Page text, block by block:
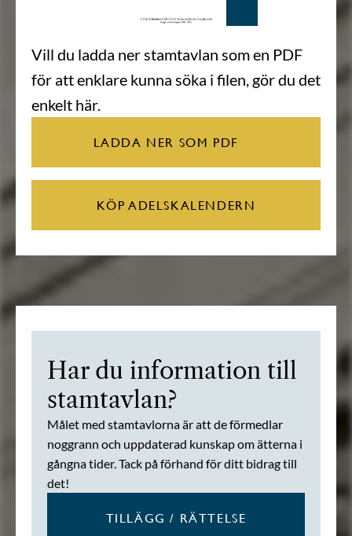
Vill du ladda ner stamtavlan som en PDF
för att enklare kunna söka i filen, gör du det
enkelt här.
LADDA NER SOM PDF
KÖP ADELSKALENDERN
Har du information till
stamtavlan?
Målet med stamtavlorna är att de förmedlar
noggrann och uppdaterad kunskap om ätterna i
gångna tider. Tack på förhand för ditt bidrag till
det!
TILLÄGG / RÄTTELSE